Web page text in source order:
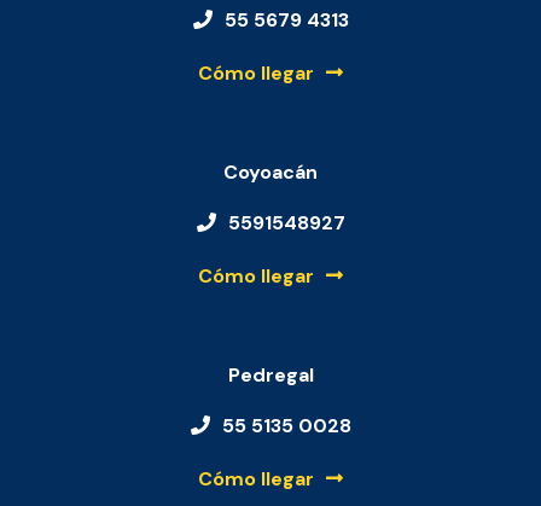
55 5679 4313
Cómo llegar
Coyoacán
5591548927
Cómo llegar
Pedregal
55 5135 0028
Cómo llegar